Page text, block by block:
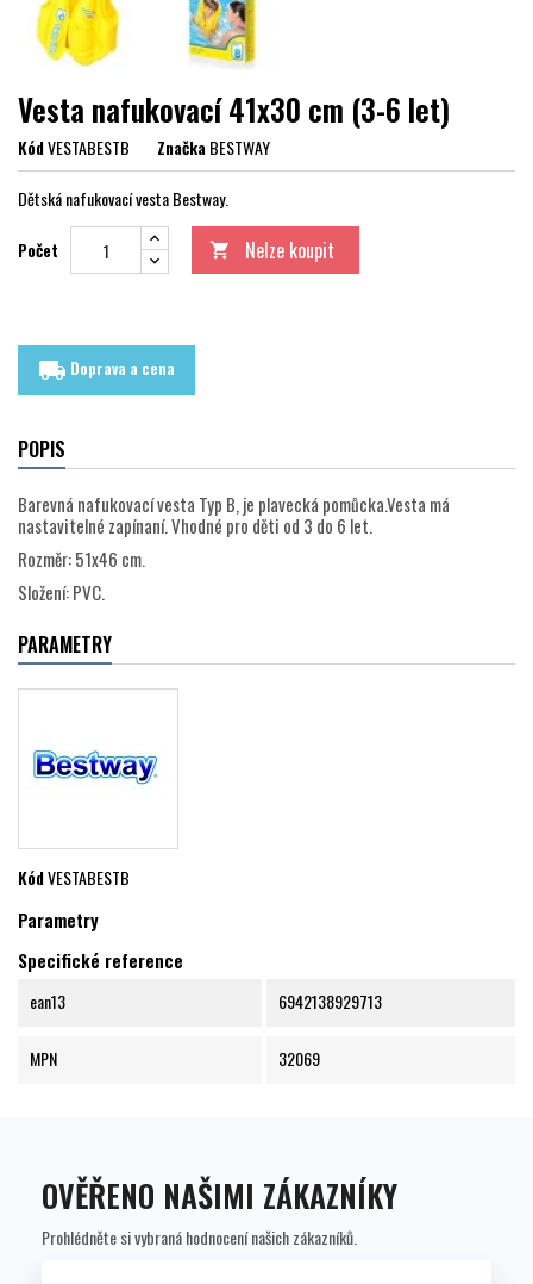
Vesta nafukovací 41x30 cm (3-6 let)
KódVESTABESTB ZnačkaBESTWAY
Dětská nafukovací vesta Bestway.
Počet  Nelze koupit
local_shipping Doprava a cena
POPIS
Barevná nafukovací vesta Typ B, je plavecká pomůcka.Vesta má
nastavitelné zapínaní. Vhodné pro děti od 3 do 6 let.
Rozměr: 51x46 cm.
Složení: PVC.
PARAMETRY
KódVESTABESTB
Parametry
Specifické reference
ean13 6942138929713
MPN 32069
OVĚŘENO NAŠIMI ZÁKAZNÍKY
Prohlédněte si vybraná hodnocení našich zákazníků.